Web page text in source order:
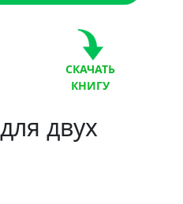
СКАЧАТЬ
КНИГУ
двух